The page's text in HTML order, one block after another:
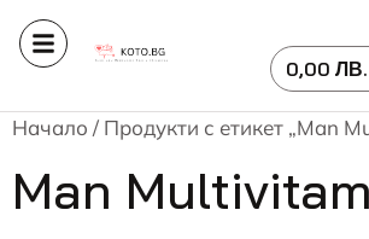
0,00 ЛВ.
Начало / Продукти с етикет „Man
Man